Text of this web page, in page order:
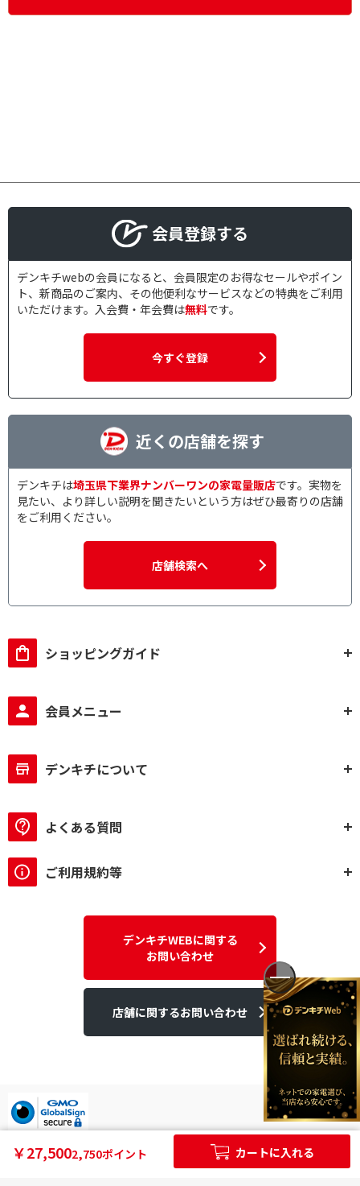
￥27,5002,750ポイント カートに入れる
会員登録する
デンキチwebの会員になると、会員限定のお得なセールやポイン
ト、新商品のご案内、その他便利なサービスなどの特典をご利用
いただけます。入会費・年会費は無料です。
今すぐ登録
近くの店舗を探す
デンキチは埼玉県下業界ナンバーワンの家電量販店です。実物を
見たい、より詳しい説明を聞きたいという方はぜひ最寄りの店舗
をご利用ください。
店舗検索へ
ショッピングガイド
会員メニュー
デンキチについて
よくある質問
ご利用規約等
デンキチWEBに関する
お問い合わせ
店舗に関するお問い合わせ
デンキチはGMOグローバルサイン発行のSSL電子証明書を使用して
います。
個人情報やご購入情報はSSL暗号化通信により保護されます。